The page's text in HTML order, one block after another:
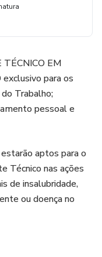
TÉCNICO EM
para os
Trabalho;
pessoal e
aptos para o
Técnico nas ações
de insalubridade,
ou doença no